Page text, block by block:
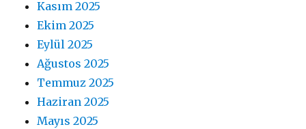
Kasım 2025
Ekim 2025
Eylül 2025
Ağustos 2025
Temmuz 2025
Haziran 2025
Mayıs 2025